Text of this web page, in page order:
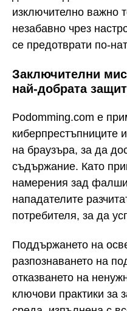
изключително важно
незабавно чрез
се предотврати по-
Заключителни
най-добрата
Podomming.com е
киберпрестъпниците
на браузъра, за да
съдържание. Като
намерения зад
нападателите
потребителя, за да
Поддържането на
разпознаването на
отказването на
ключови практики за